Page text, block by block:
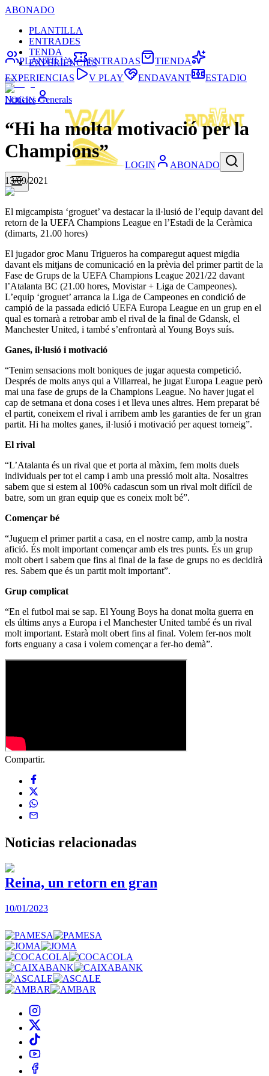
ABONADO
PLANTILLA
ENTRADES
TENDA
EXPERIÈNCIES
LOGIN
LOGIN ABONADO
PLANTILLA ENTRADAS
TIENDA
EXPERIENCIAS
V PLAY ENDAVANT ESTADIO
Noticies Generals
“Hi ha molta motivació per la
Champions”
13/09/2021
El migcampista ‘groguet’ va destacar la il·lusió de l’equip davant del
retorn de la UEFA Champions League en l’Estadi de la Ceràmica
(dimarts, 21.00 hores)
El jugador groc Manu Trigueros ha comparegut aquest migdia
davant els mitjans de comunicació en la prèvia del primer partit de la
Fase de Grups de la UEFA Champions League 2021/22 davant
l’Atalanta BC (21.00 hores, Movistar + Liga de Campeones).
L’equip ‘groguet’ arranca la Liga de Campeones en condició de
campió de la passada edició UEFA Europa League en un grup en el
qual es tornarà a retrobar amb el rival de la final de Gdansk, el
Manchester United, i també s’enfrontarà al Young Boys suís.
Ganes, il·lusió i motivació
“Tenim sensacions molt boniques de jugar aquesta competició.
Després de molts anys qui a Villarreal, he jugat Europa League però
mai una fase de grups de la Champions League. No haver jugat el
cap de setmana et dona coses i et lleva unes altres. Hem preparat bé
el partit, coneixem el rival i arribem amb les garanties de fer un gran
partit. Hi ha moltes ganes, il·lusió i motivació per aquest torneig”.
El rival
“L’Atalanta és un rival que et porta al màxim, fem molts duels
individuals per tot el camp i amb una pressió molt alta. Nosaltres
sabem que si estem al 100% cadascun som un rival molt difícil de
batre, som un gran equip que es coneix molt bé”.
Començar bé
“Juguem el primer partit a casa, en el nostre camp, amb la nostra
afició. És molt important començar amb els tres punts. És un grup
molt obert i sabem que fins al final de la fase de grups no es decidirà
res. Sabem que és un partit molt important”.
Grup complicat
“En el futbol mai se sap. El Young Boys ha donat molta guerra en
els últims anys a Europa i el Manchester United també és un rival
molt important. Estarà molt obert fins al final. Volem fer-nos molt
forts enguany a casa i volem començar a fer-ho demà”.
Compartir.
Noticias relacionadas
Reina, un retorn en gran
10/01/2023